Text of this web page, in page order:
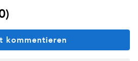
kommentieren